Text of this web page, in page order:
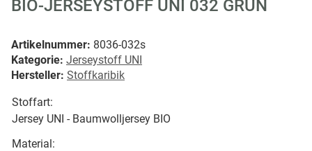
BIO-JERSEYSTOFF UNI 032 GRÜN
Artikelnummer: 8036-032s
Kategorie: Jerseystoff UNI
Hersteller: Stoffkaribik
Stoffart:
Jersey UNI - Baumwolljersey BIO
Material: